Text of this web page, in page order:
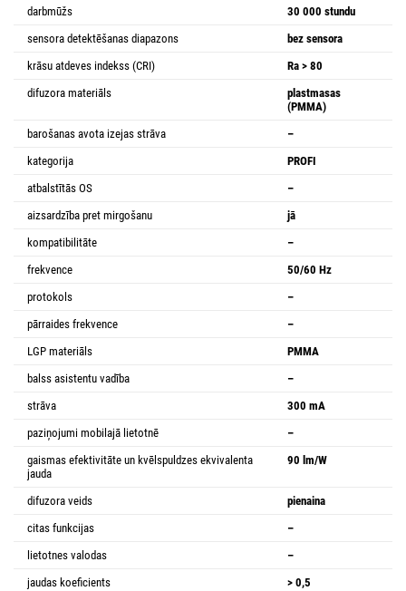
darbmūžs
30 000 stundu
sensora detektēšanas diapazons
bez sensora
krāsu atdeves indekss (CRI)
Ra > 80
difuzora materiāls
plastmasas
(PMMA)
barošanas avota izejas strāva
–
kategorija
PROFI
atbalstītās OS
–
aizsardzība pret mirgošanu
jā
kompatibilitāte
–
frekvence
50/60 Hz
protokols
–
pārraides frekvence
–
LGP materiāls
PMMA
balss asistentu vadība
–
strāva
300 mA
paziņojumi mobilajā lietotnē
–
gaismas efektivitāte un kvēlspuldzes ekvivalenta
jauda
90 lm/W
difuzora veids
pienaina
citas funkcijas
–
lietotnes valodas
–
jaudas koeficients
> 0,5